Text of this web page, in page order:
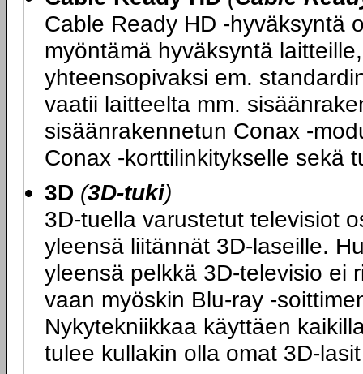
Cable Ready HD -hyväksyntä
myöntämä hyväksyntä
yhteensopivaksi em.
vaatii laitteelta mm.
sisäänrakennetun Conax -
Conax -korttilinkitykselle sekä
3D (3D-tuki)
3D-tuella varustetut televisiot
yleensä liitännät 3D-laseille.
yleensä pelkkä 3D-televisio ei
vaan myöskin Blu-ray -
Nykytekniikkaa käyttäen
tulee kullakin olla omat 3D-